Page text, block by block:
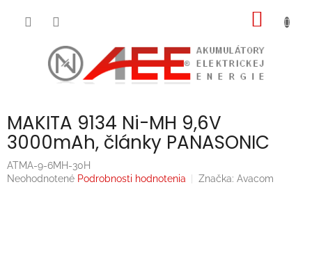
MAKITA 9134 Ni-MH 9,6V
3000mAh, články PANASONIC
ATMA-9-6MH-30H
Priemerné
Neohodnotené Podrobnosti hodnotenia Značka: Avacom